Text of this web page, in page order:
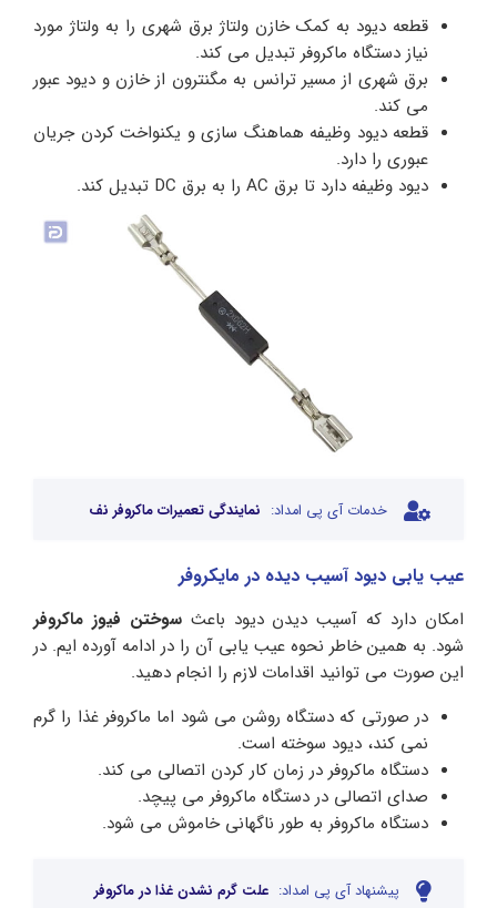
قطعه دیود به کمک خازن ولتاژ برق شهری را به ولتاژ مورد
نیاز دستگاه ماکروفر تبدیل می کند.
برق شهری از مسیر ترانس به مگنترون از خازن و دیود عبور
می کند.
قطعه دیود وظیفه هماهنگ سازی و یکنواخت کردن جریان
عبوری را دارد.
دیود وظیفه دارد تا برق AC را به برق DC تبدیل کند.
خدمات آی پی امداد: نمایندگی تعمیرات ماکروفر نف
عیب یابی دیود آسیب دیده در مایکروفر
امکان دارد که آسیب دیدن دیود باعثسوختن فیوز ماکروفر
شود. به همین خاطر نحوه عیب یابی آن را در ادامه آورده ایم. در
این صورت می توانید اقدامات لازم را انجام دهید.
در صورتی که دستگاه روشن می شود اما ماکروفر غذا را گرم
نمی کند، دیود سوخته است.
دستگاه ماکروفر در زمان کار کردن اتصالی می کند.
صدای اتصالی در دستگاه ماکروفر می پیچد.
دستگاه ماکروفر به طور ناگهانی خاموش می شود.
پیشنهاد آی پی امداد: علت گرم نشدن غذا در ماکروفر